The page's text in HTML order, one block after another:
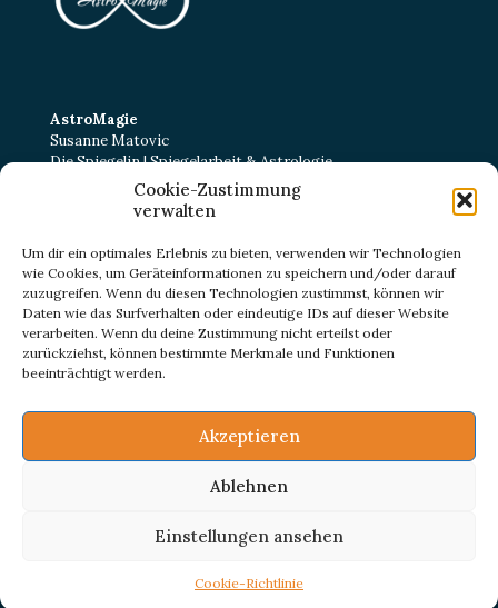
Cookie-Zustimmung
verwalten
Um dir ein optimales Erlebnis zu bieten, verwenden wir Technologien
wie Cookies, um Geräteinformationen zu speichern und/oder darauf
zuzugreifen. Wenn du diesen Technologien zustimmst, können wir
Daten wie das Surfverhalten oder eindeutige IDs auf dieser Website
verarbeiten. Wenn du deine Zustimmung nicht erteilst oder
zurückziehst, können bestimmte Merkmale und Funktionen
beeinträchtigt werden.
Akzeptieren
Ablehnen
Einstellungen ansehen
Cookie-Richtlinie
AstroMagie
Susanne Matovic
Die Spiegelin | Spiegelarbeit & Astrologie
Kurt-Schumacher-Straße 22
38102 Braunschweig
IMPRESSUM
DATENSCHUTZ
ZERTIFIKATE
© Astro Magie 2023